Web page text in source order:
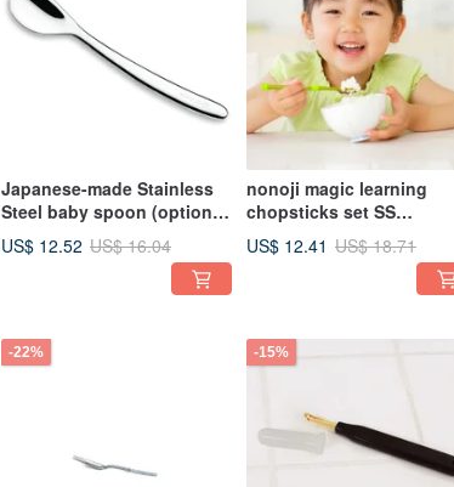
Japanese-made Stainless
Steel baby spoon (optional
for left or right hand)
US$ 12.52 US$ 16.04
nonoji magic learning
chopsticks set SS
(red/green)
US$ 12.41 US$ 18.71
-22% -15%